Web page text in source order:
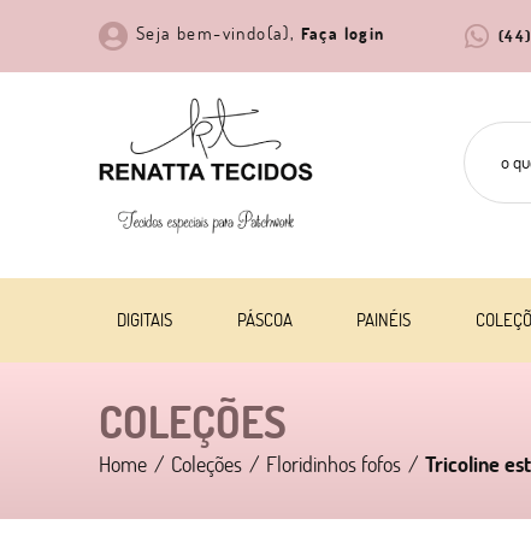
Seja bem-vindo(a), Faça login (44)
DIGITAIS PÁSCOA PAINÉIS
COLEÇÕES
Home Coleções Floridinhos fofos Tricoline